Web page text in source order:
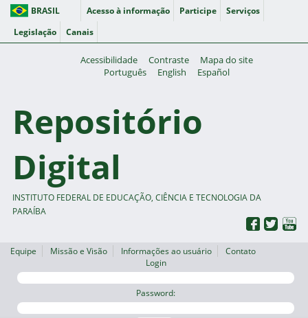
BRASIL Acesso à informação Participe
Serviços
Legislação
Canais
Acessibilidade Contraste
Mapa do site
Português
English Español
Repositório
Digital
INSTITUTO FEDERAL DE EDUCAÇÃO, CIÊNCIA E TECNOLOGIA DA
PARAÍBA
Equipe Missão e Visão Informações ao usuário
Contato
Login
Password: